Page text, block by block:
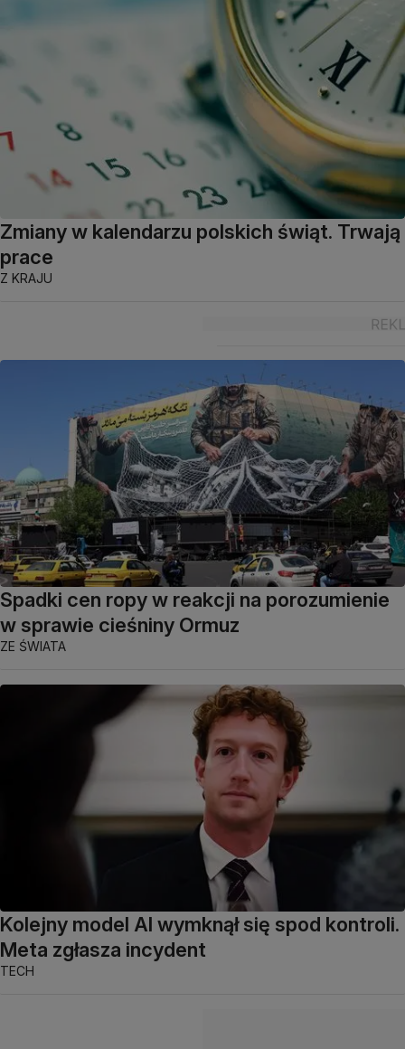
Zmiany w kalendarzu polskich świąt. Trwają
prace
Z KRAJU
Spadki cen ropy w reakcji na porozumienie
w sprawie cieśniny Ormuz
ZE ŚWIATA
Kolejny model AI wymknął się spod kontroli.
Meta zgłasza incydent
TECH